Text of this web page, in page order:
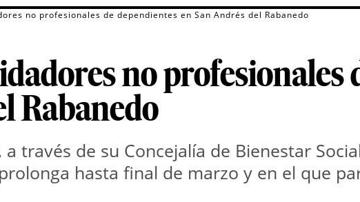
no profesionales de dependientes en San Andrés del Rabanedo
no profesionales
Rabanedo
través de su Concejalía de Bienestar
hasta final de marzo y en el que